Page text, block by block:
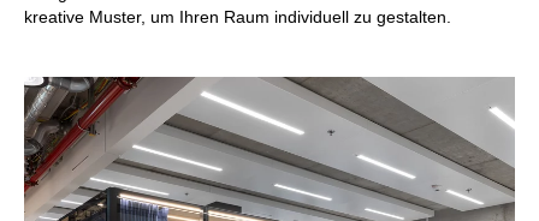
kreative Muster, um Ihren Raum individuell zu gestalten.